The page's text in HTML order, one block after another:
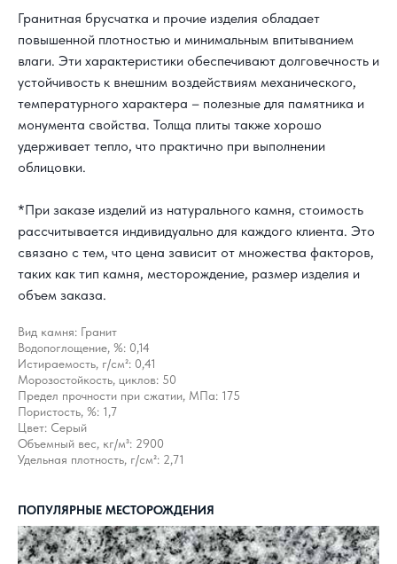
Гранитная брусчатка и прочие изделия обладает
повышенной плотностью и минимальным впитыванием
влаги. Эти характеристики обеспечивают долговечность и
устойчивость к внешним воздействиям механического,
температурного характера – полезные для памятника и
монумента свойства. Толща плиты также хорошо
удерживает тепло, что практично при выполнении
облицовки.
*При заказе изделий из натурального камня, стоимость
рассчитывается индивидуально для каждого клиента. Это
связано с тем, что цена зависит от множества факторов,
таких как тип камня, месторождение, размер изделия и
объем заказа.
Вид камня: Гранит
Водопоглощение, %: 0,14
Истираемость, г/см²: 0,41
Морозостойкость, циклов: 50
Предел прочности при сжатии, МПа: 175
Пористость, %: 1,7
Цвет: Серый
Объемный вес, кг/м³: 2900
Удельная плотность, г/см²: 2,71
ПОПУЛЯРНЫЕ МЕСТОРОЖДЕНИЯ
СВЯЗАТЬСЯ?